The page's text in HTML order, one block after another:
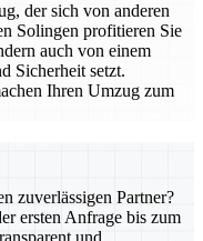
der sich von anderen
Solingen profitieren Sie
auch von einem
Sicherheit setzt.
Ihren Umzug zum
zuverlässigen Partner?
ersten Anfrage bis zum
und